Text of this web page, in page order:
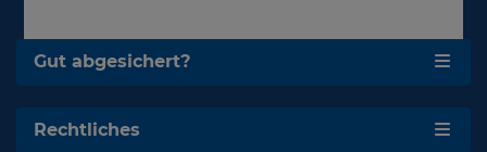
Gut abgesichert?
Rechtliches